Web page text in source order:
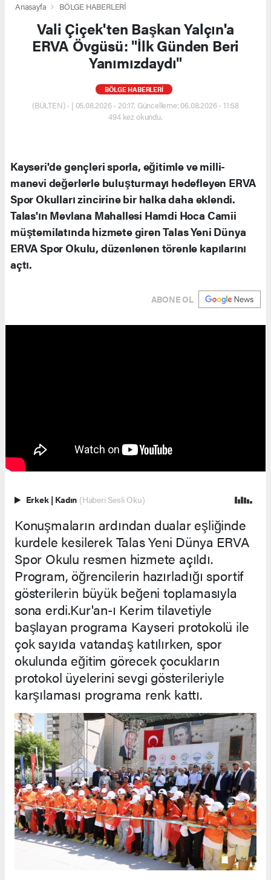
Anasayfa BÖLGE HABERLERİ
Vali Çiçek'ten Başkan Yalçın'a
ERVA Övgüsü: "İlk Günden Beri
Yanımızdaydı"
BÖLGE HABERLERİ
(BÜLTEN) - | 05.08.2026 - 20:17, Güncelleme: 06.08.2026 - 11:58
494 kez okundu.
Kayseri'de gençleri sporla, eğitimle ve milli-
manevi değerlerle buluşturmayı hedefleyen ERVA
Spor Okulları zincirine bir halka daha eklendi.
Talas'ın Mevlana Mahallesi Hamdi Hoca Camii
müştemilatında hizmete giren Talas Yeni Dünya
ERVA Spor Okulu, düzenlenen törenle kapılarını
açtı.
ABONE OL
Erkek | Kadın (Haberi Sesli Oku)
Konuşmaların ardından dualar eşliğinde
kurdele kesilerek Talas Yeni Dünya ERVA
Spor Okulu resmen hizmete açıldı.
Program, öğrencilerin hazırladığı sportif
gösterilerin büyük beğeni toplamasıyla
sona erdi.Kur'an-ı Kerim tilavetiyle
başlayan programa Kayseri protokolü ile
çok sayıda vatandaş katılırken, spor
okulunda eğitim görecek çocukların
protokol üyelerini sevgi gösterileriyle
karşılaması programa renk kattı.